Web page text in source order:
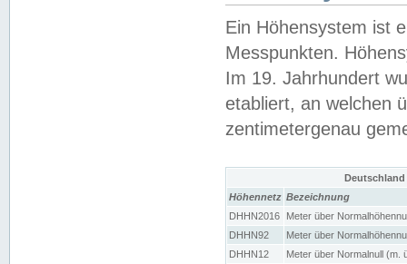
Ein Höhensystem ist
Messpunkten.
Im 19. Jahrhundert
etabliert, an welchen
zentimetergenau
Höhennetz Bezeichnung
DHHN2016
Meter über
DHHN92
Meter über
DHHN12
Meter über Normalnull (m.